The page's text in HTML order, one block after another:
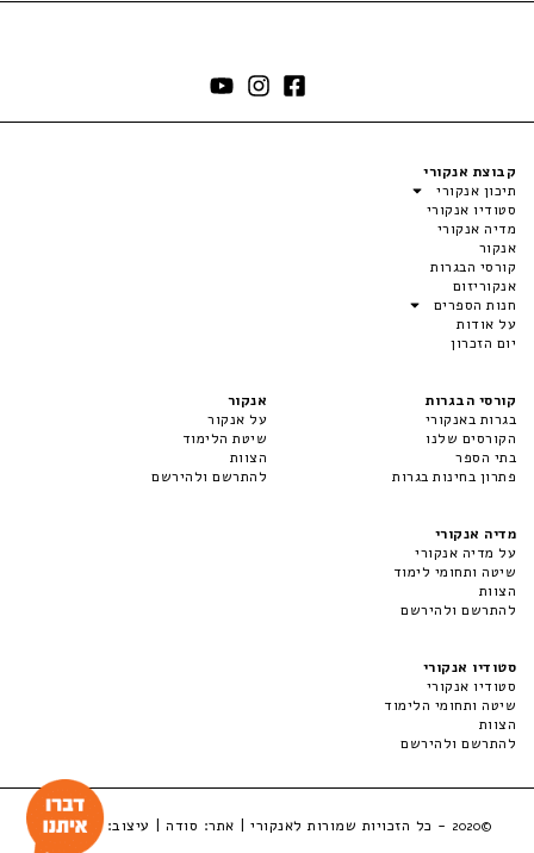
קבוצת אנקורי
תיכון אנקורי
סטודיו אנקורי
מדיה אנקורי
אנקור
קורסי הבגרות
אנקוריזום
חנות הספרים
על אודות
יום הזכרון
קורסי הבגרות
בגרות באנקורי
הקורסים שלנו
בתי הספר
פתרון בחינות בגרות
אנקור
על אנקור
שיטת הלימוד
הצוות
להתרשם ולהירשם
מדיה אנקורי
על מדיה אנקורי
שיטה ותחומי לימוד
הצוות
להתרשם ולהירשם
סטודיו אנקורי
סטודיו אנקורי
שיטה ותחומי הלימוד
הצוות
להתרשם ולהירשם
©2020 - כל הזכויות שמורות לאנקורי | אתר: סודה| עיצוב:LuckyBox